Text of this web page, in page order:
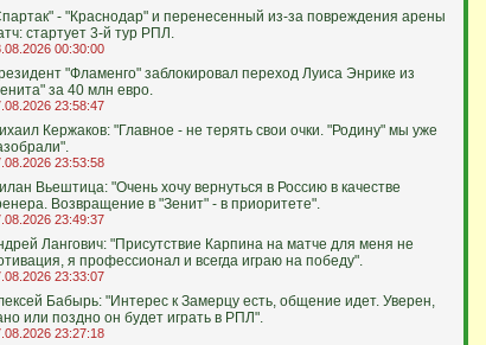
- "Краснодар" и перенесенный из-за повреждения арены
стартует 3-й тур РПЛ.
00:30:00
"Фламенго" заблокировал переход Луиса Энрике из
за 40 млн евро.
23:58:47
Кержаков: "Главное - не терять свои очки. "Родину" мы уже
23:53:58
Вьештица: "Очень хочу вернуться в Россию в качестве
Возвращение в "Зенит" - в приоритете".
23:49:37
Лангович: "Присутствие Карпина на матче для меня не
я профессионал и всегда играю на победу".
23:33:07
Бабырь: "Интерес к Замерцу есть, общение идет. Уверен,
или поздно он будет играть в РПЛ".
23:27:18